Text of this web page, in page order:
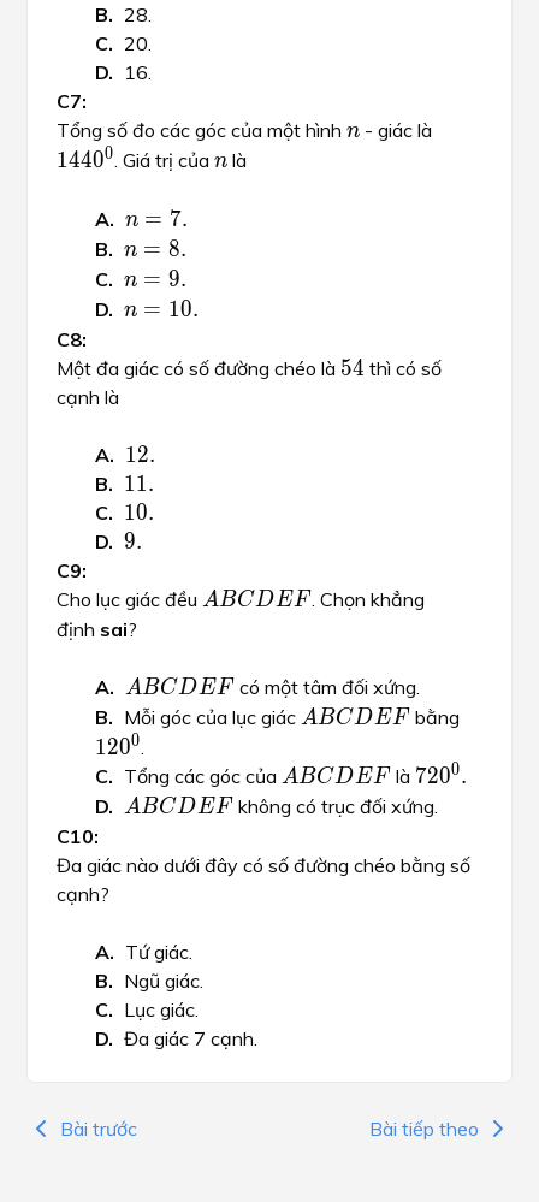
28.
20.
16.
Tổng số đo các góc của một hình n
n - giác là
14400. Giá trị của n
n là
n = 7.
n=7.
n = 7.
n = 8.
n=8.
n = 8.
n = 9.
n=9.
n = 9.
n = 10.
n=10.
n = 10.
Một đa giác có số đường chéo là 54
54
54 thì có số
cạnh là
12.
12.
12.
11.
11.
11.
10.
10.
10.
9.
9.
9.
Cho lục giác đều A BCDEF
ABCDEF
ABCDEF . Chọn khẳng
định sai?
A BCDEF
ABCDEF
ABCDEF có một tâm đối xứng.
Mỗi góc của lục giác A BCDEF
ABCDEF
ABCDEF bằng
1200.
Tổng các góc của A BCDEF
ABCDEF
ABCDEF là 7200.
720^0.
7200.
A BCDEF
ABCDEF
ABCDEF không có trục đối xứng.
Đa giác nào dưới đây có số đường chéo bằng số
cạnh?
Tứ giác.
Ngũ giác.
Lục giác.
Đa giác 7 cạnh.
Bài trước Bài tiếp theo